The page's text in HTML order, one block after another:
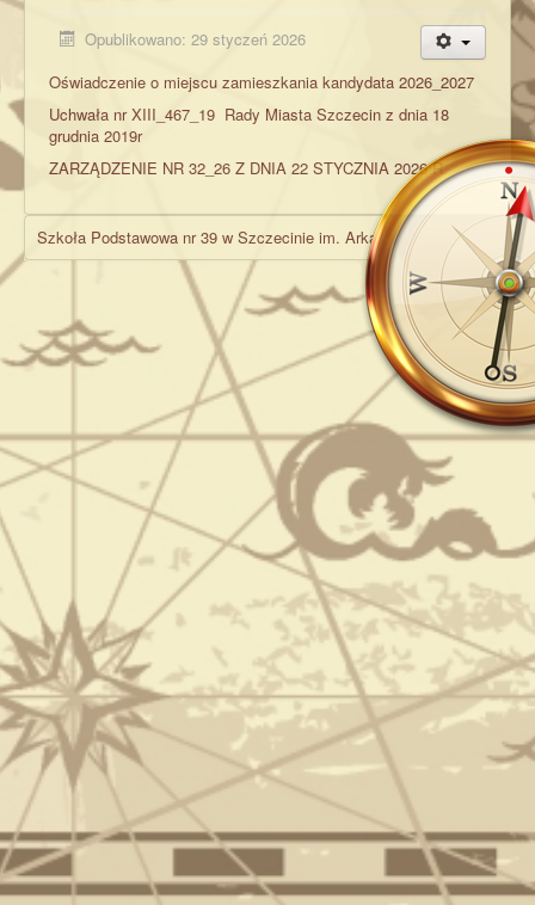
Opublikowano: 29 styczeń 2026
Oświadczenie o miejscu zamieszkania kandydata 2026_2027
Uchwała nr XIII_467_19 Rady Miasta Szczecin z dnia 18
grudnia 2019r
ZARZĄDZENIE NR 32_26 Z DNIA 22 STYCZNIA 2026 R.
Szkoła Podstawowa nr 39 w Szczecinie im. Arkadego Fiedlera